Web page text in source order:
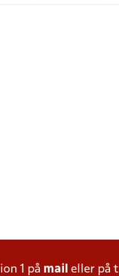
1 på mail eller på